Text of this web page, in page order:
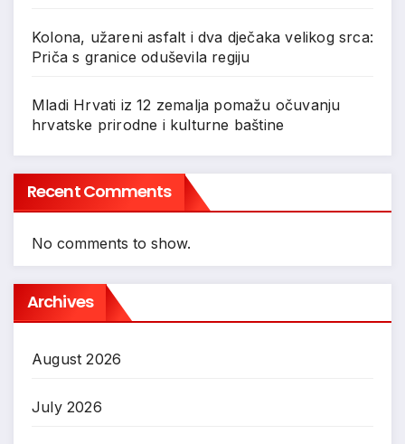
Kolona, užareni asfalt i dva dječaka velikog srca:
Priča s granice oduševila regiju
Mladi Hrvati iz 12 zemalja pomažu očuvanju
hrvatske prirodne i kulturne baštine
Recent Comments
No comments to show.
Archives
August 2026
July 2026